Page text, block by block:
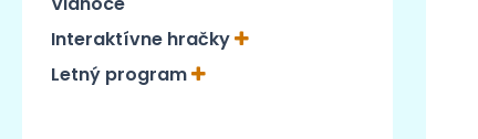
Interaktívne hračky
Letný program